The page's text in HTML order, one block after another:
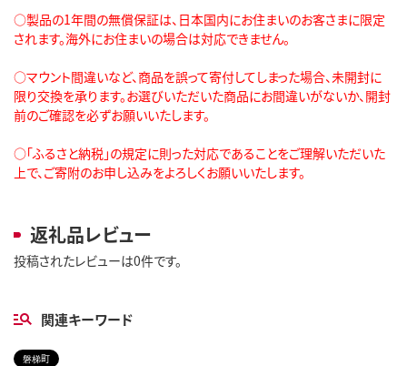
○製品の1年間の無償保証は、日本国内にお住まいのお客さまに限定
されます。海外にお住まいの場合は対応できません。
○マウント間違いなど、商品を誤って寄付してしまった場合、未開封に
限り交換を承ります。お選びいただいた商品にお間違いがないか、開封
前のご確認を必ずお願いいたします。
○「ふるさと納税」の規定に則った対応であることをご理解いただいた
上で、ご寄附のお申し込みをよろしくお願いいたします。
返礼品レビュー
投稿されたレビューは0件です。
関連キーワード
磐梯町